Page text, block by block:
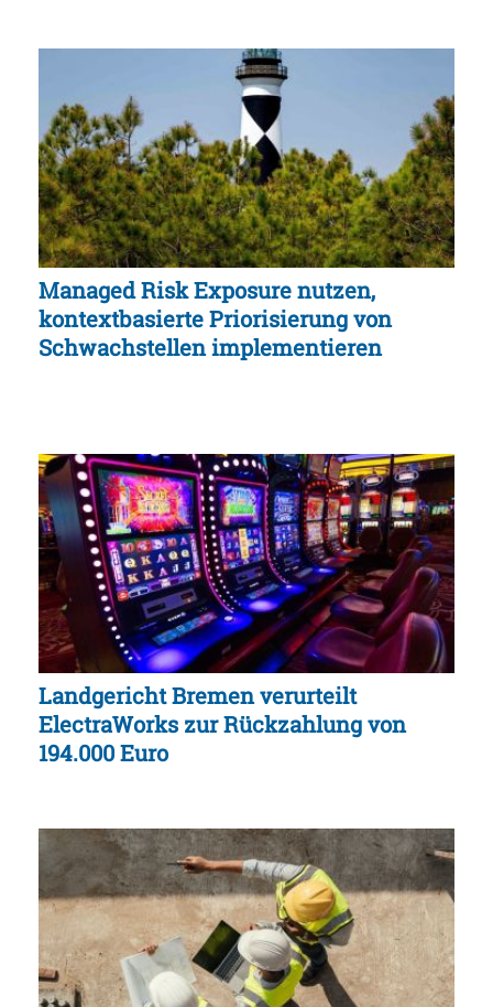
Managed Risk Exposure nutzen,
kontextbasierte Priorisierung von
Schwachstellen implementieren
Landgericht Bremen verurteilt
ElectraWorks zur Rückzahlung von
194.000 Euro